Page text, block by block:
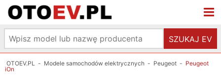
SZUKAJ EV
OTOEV.PL - Modele samochodów elektrycznych - Peugeot - Peugeot
iOn